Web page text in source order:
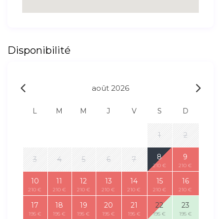
Disponibilité
août 2026
L M M J V S D
1 2
3 4 5 6 7 8
210 €
9
210 €
10
210 €
11
210 €
12
210 €
13
210 €
14
210 €
15
210 €
16
210 €
17
195 €
18
195 €
19
195 €
20
195 €
21
195 €
22
195 €
23
195 €